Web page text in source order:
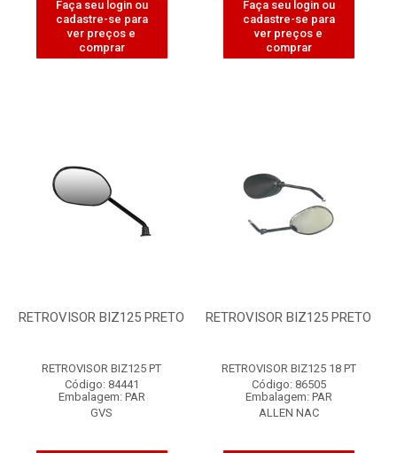
Faça seu login ou
cadastre-se para
ver preços e
comprar
Faça seu login ou
cadastre-se para
ver preços e
comprar
RETROVISOR BIZ125 PRETO
RETROVISOR BIZ125 PT
Código: 84441
Embalagem: PAR
GVS
RETROVISOR BIZ125 PRETO
RETROVISOR BIZ125 18 PT
Código: 86505
Embalagem: PAR
ALLEN NAC